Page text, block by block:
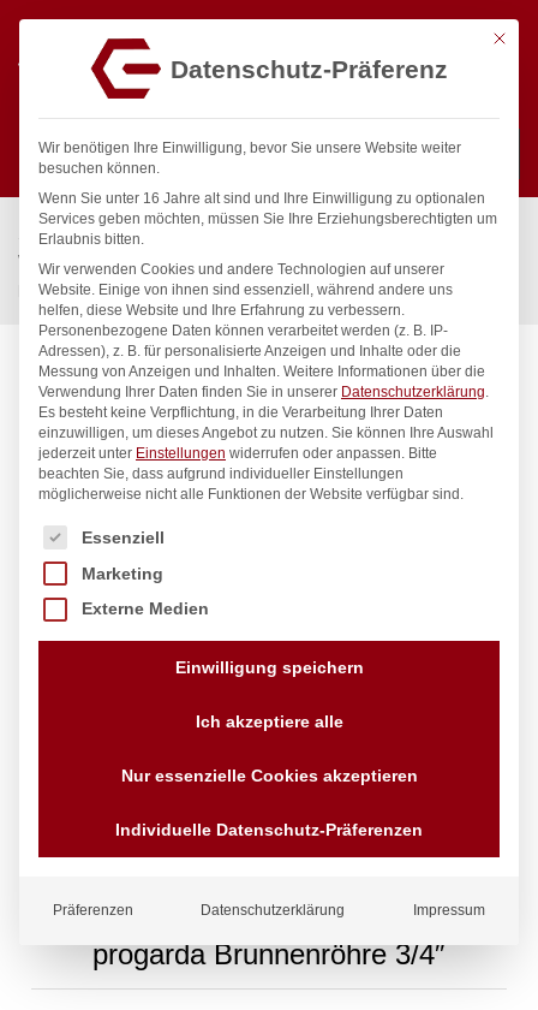
Suchen
Start / Gastronomiebedarf & Gastro Geräte für Profis
Wassertechnik
Garten Brunnenröhre
/
progarda Brunnenröhre 3/4″
progarda Brunnenröhre 3/4″
Mit
Datenschutz-Präferenz
Wir benötigen Ihre Einwilligung, bevor Sie unsere Website weiter
besuchen können.
Wenn Sie unter 16 Jahre alt sind und Ihre Einwilligung zu optionalen
Services geben möchten, müssen Sie Ihre Erziehungsberechtigten um
Erlaubnis bitten.
Wir verwenden Cookies und andere Technologien auf unserer
Website. Einige von ihnen sind essenziell, während andere uns
helfen, diese Website und Ihre Erfahrung zu verbessern.
Personenbezogene Daten können verarbeitet werden (z. B. IP-
Adressen), z. B. für personalisierte Anzeigen und Inhalte oder die
Messung von Anzeigen und Inhalten. Weitere Informationen über die
Verwendung Ihrer Daten finden Sie in unserer Datenschutzerklärung.
Es besteht keine Verpflichtung, in die Verarbeitung Ihrer Daten
einzuwilligen, um dieses Angebot zu nutzen. Sie können Ihre Auswahl
jederzeit unter Einstellungen widerrufen oder anpassen. Bitte
beachten Sie, dass aufgrund individueller Einstellungen
möglicherweise nicht alle Funktionen der Website verfügbar sind.
Es folgt eine Liste der Service-Gruppen, für die eine
Essenziell
Marketing
Externe Medien
Einwilligung speichern
Ich akzeptiere alle
Nur essenzielle Cookies akzeptieren
Individuelle Datenschutz-Präferenzen
Präferenzen Datenschutzerklärung Impressum